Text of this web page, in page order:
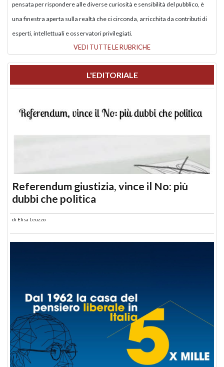
pensata per rispondere alle diverse curiosità e sensibilità del pubblico, è
una finestra aperta sulla realtà che ci circonda, arricchita da contributi di
esperti, intellettuali e osservatori privilegiati.
VEDI TUTTE LE RUBRICHE
L'EDITORIALE
Referendum giustizia, vince il No: più
dubbi che politica
di Elisa Leuzzo